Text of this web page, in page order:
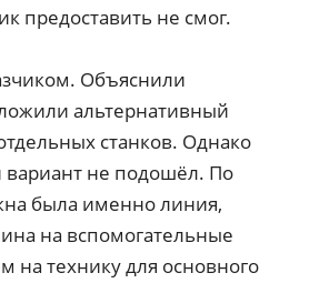
предоставить не смог.
Объяснили
альтернативный
станков. Однако
вариант не подошёл. По
была именно линия,
на вспомогательные
на технику для основного